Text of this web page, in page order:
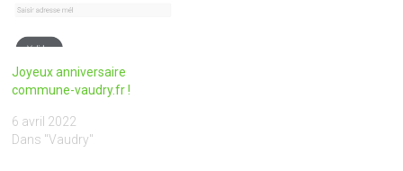
Joyeux anniversaire
commune-vaudry.fr !
6 avril 2022
Dans "Vaudry"